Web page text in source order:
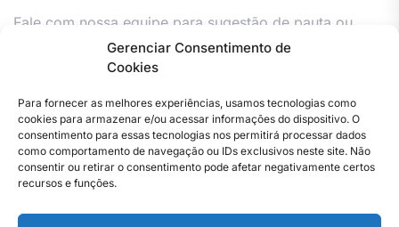
Gerenciar Consentimento de
Cookies
Para fornecer as melhores experiências, usamos tecnologias como
cookies para armazenar e/ou acessar informações do dispositivo. O
consentimento para essas tecnologias nos permitirá processar dados
como comportamento de navegação ou IDs exclusivos neste site. Não
consentir ou retirar o consentimento pode afetar negativamente certos
recursos e funções.
Fale com nossa equipe para sugestão de pauta ou